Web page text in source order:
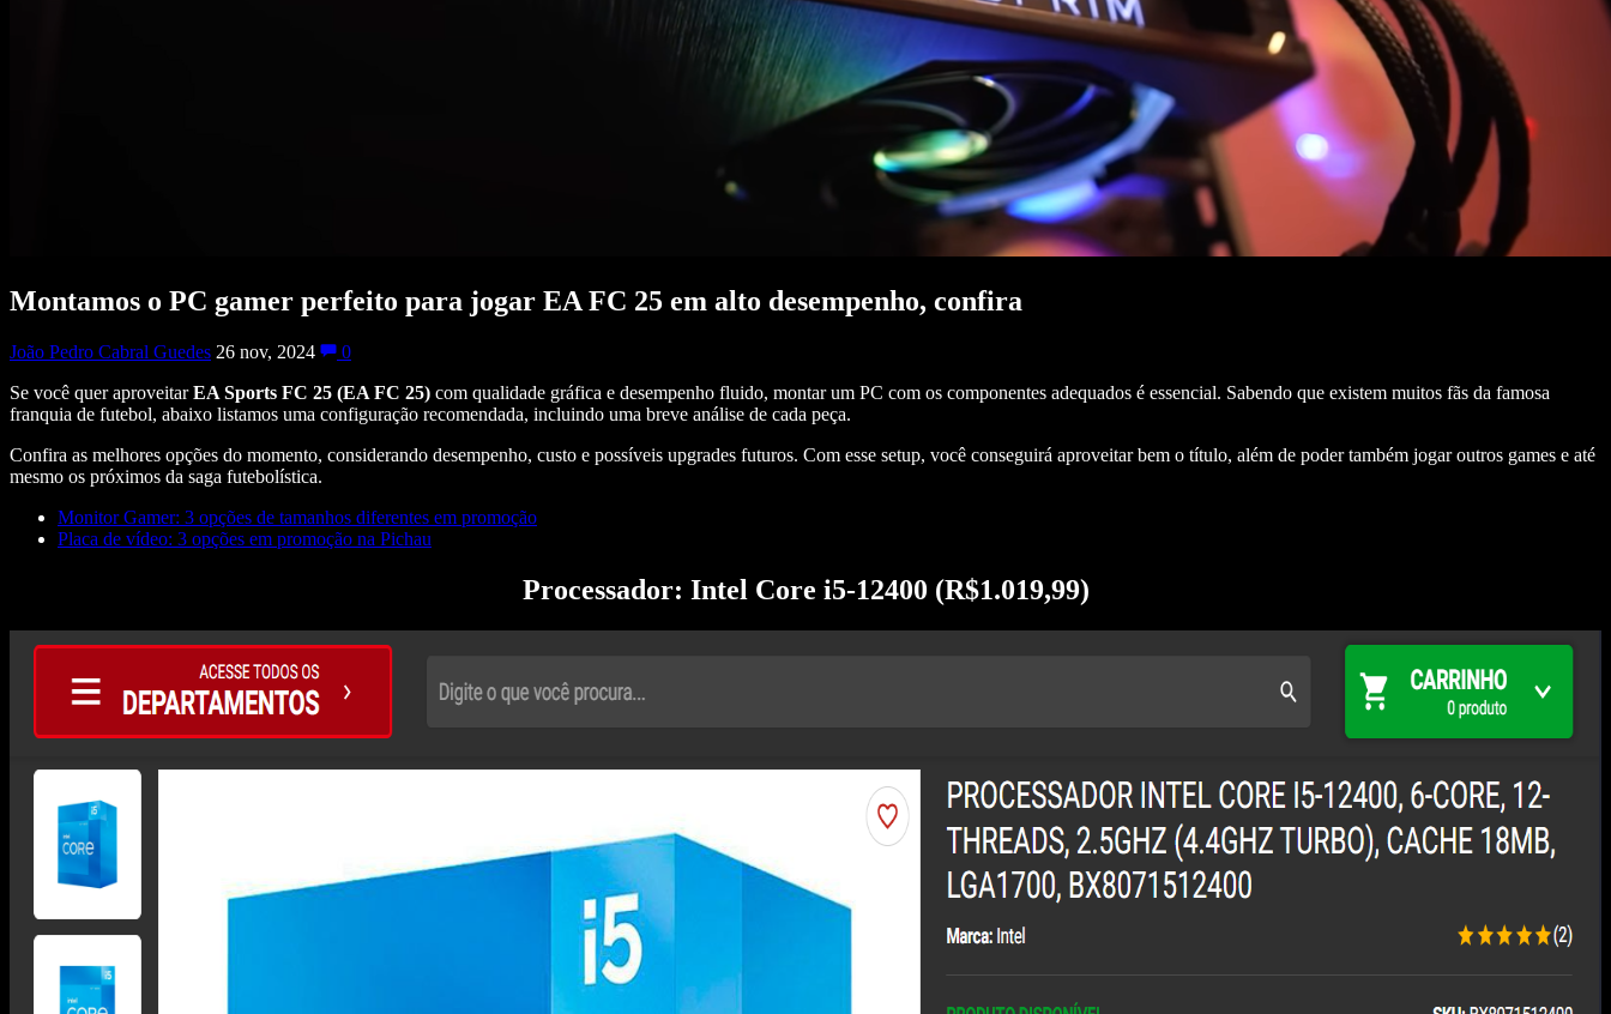
Montamos o PC gamer perfeito para jogar EA FC 25 em alto desempenho, confira
João Pedro Cabral Guedes 26 nov, 2024
0
Se você quer aproveitarEA Sports FC 25 (EA FC 25) com qualidade gráfica e desempenho fluido, montar um PC com os componentes adequados é essencial. Sabendo que existem muitos fãs da famosa
franquia de futebol, abaixo listamos uma configuração recomendada, incluindo uma breve análise de cada peça.
Confira as melhores opções do momento, considerando desempenho, custo e possíveis upgrades futuros. Com esse setup, você conseguirá aproveitar bem o título, além de poder também jogar outros games e até
mesmo os próximos da saga futebolística.
Monitor Gamer: 3 opções de tamanhos diferentes em promoção
Placa de vídeo: 3 opções em promoção na Pichau
Processador: Intel Core i5-12400 (R$1.019,99)